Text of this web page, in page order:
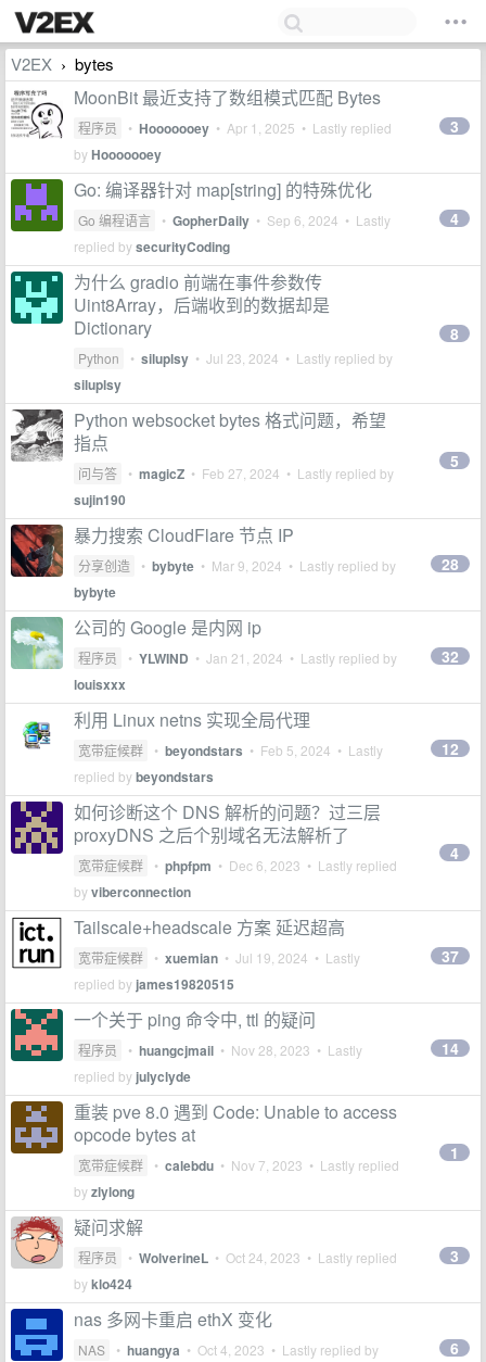
V2EX › bytes
MoonBit 最近支持了数组模式匹配 Bytes
程序员 • Hooooooey • Apr 1, 2025 • Lastly replied
byHooooooey
3
Go: 编译器针对 map[string] 的特殊优化
Go 编程语言 • GopherDaily • Sep 6, 2024 • Lastly
replied bysecurityCoding
4
为什么 gradio 前端在事件参数传
Uint8Array，后端收到的数据却是
Dictionary
Python • siluplsy • Jul 23, 2024 • Lastly replied by
siluplsy
8
Python websocket bytes 格式问题，希望
指点
问与答 • magicZ • Feb 27, 2024 • Lastly replied by
sujin190
5
暴力搜索 CloudFlare 节点 IP
分享创造 • bybyte • Mar 9, 2024 • Lastly replied by
bybyte
28
公司的 Google 是内网 ip
程序员 • YLWIND • Jan 21, 2024 • Lastly replied by
louisxxx
32
利用 Linux netns 实现全局代理
宽带症候群 • beyondstars • Feb 5, 2024 • Lastly
replied bybeyondstars
12
如何诊断这个 DNS 解析的问题？过三层
proxyDNS 之后个别域名无法解析了
宽带症候群 • phpfpm • Dec 6, 2023 • Lastly replied
byviberconnection
4
Tailscale+headscale 方案 延迟超高
宽带症候群 • xuemian • Jul 19, 2024 • Lastly
replied by james19820515
37
一个关于 ping 命令中, ttl 的疑问
程序员 • huangcjmail • Nov 28, 2023 • Lastly
replied by julyclyde
14
重装 pve 8.0 遇到 Code: Unable to access
opcode bytes at
宽带症候群 • calebdu • Nov 7, 2023 • Lastly replied
byzlylong
1
疑问求解
程序员 • WolverineL • Oct 24, 2023 • Lastly replied
byklo424
3
nas 多网卡重启 ethX 变化
NAS • huangya • Oct 4, 2023 • Lastly replied by 6